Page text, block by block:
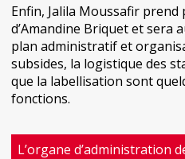
Enfin, Jalila Moussafir
d’Amandine Briquet et sera
plan administratif et
subsides, la logistique des
que la labellisation sont
fonctions.
L’organe d’administration